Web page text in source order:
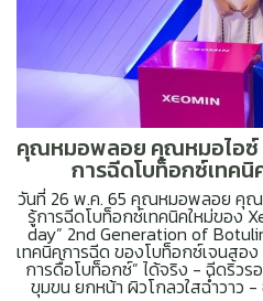
คุณหมอพลอย คุณหมอไอซ์
การฉีดโบท็อกซ์เทค
วันที่ 26 พ.ค. 65 คุณหมอพลอย คุณ
รู้การฉีดโบท็อกซ์เทคนิคใหม่ของ
day” 2nd Generation of
เทคนิคการฉีด ของโบท็อกซ์เจนสอ
การดื้อโบท็อกซ์” ได้จริง - ฉีดริ้ว
ขุมขน ยกหน้า ผิวโกลวใสฉ่ำวาว